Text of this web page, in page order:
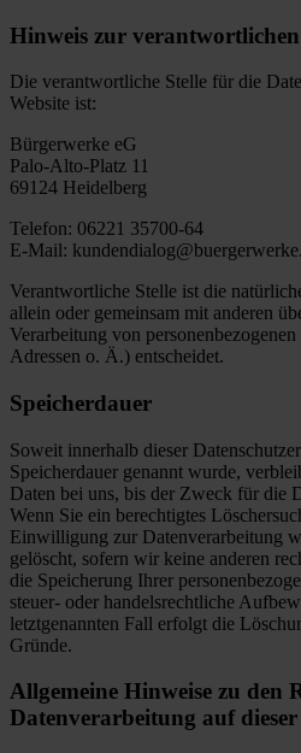
Hinweis zur verantwortlichen
Die verantwortliche Stelle für die
Website ist:
Bürgerwerke eG
Palo-Alto-Platz 11
69124 Heidelberg
Telefon: 06221 35700-64
E-Mail:
Verantwortliche Stelle ist die
allein oder gemeinsam mit anderen
Verarbeitung von
Adressen o. Ä.) entscheidet.
Speicherdauer
Soweit innerhalb dieser
Speicherdauer genannt wurde,
Daten bei uns, bis der Zweck für die
Wenn Sie ein berechtigtes
Einwilligung zur Datenverarbeitung
gelöscht, sofern wir keine anderen
die Speicherung Ihrer
steuer- oder handelsrechtliche
letztgenannten Fall erfolgt die
Gründe.
Allgemeine Hinweise zu den
Datenverarbeitung auf dieser